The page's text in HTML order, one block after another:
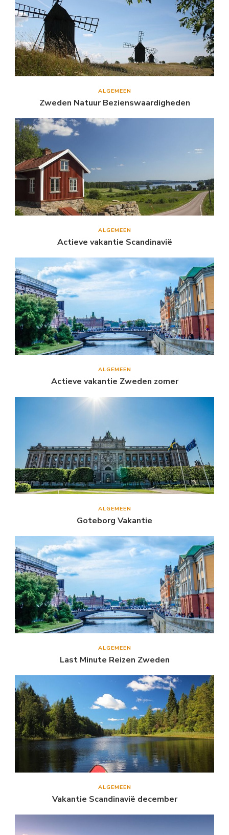
ALGEMEEN
Zweden Natuur Bezienswaardigheden
ALGEMEEN
Actieve vakantie Scandinavië
ALGEMEEN
Actieve vakantie Zweden zomer
ALGEMEEN
Goteborg Vakantie
ALGEMEEN
Last Minute Reizen Zweden
ALGEMEEN
Vakantie Scandinavië december